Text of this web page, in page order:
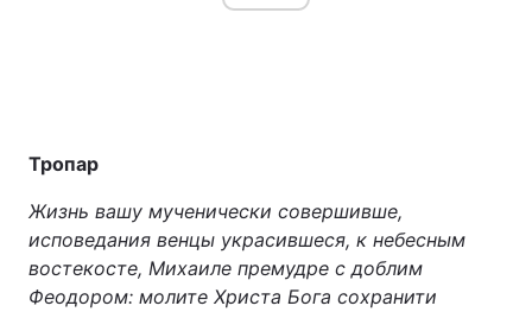
Тропар
Жизнь вашу мученически совершивше,
исповедания венцы украсившеся, к небесным
востекосте, Михаиле премудре с доблим
Феодором: молите Христа Бога сохранити